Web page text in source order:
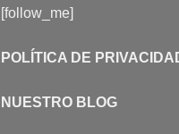
[follow_me]
POLÍTICA DE
NUESTRO BLOG